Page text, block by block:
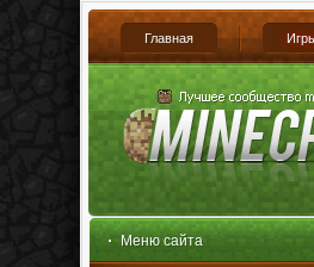
Главная
Меню сайта